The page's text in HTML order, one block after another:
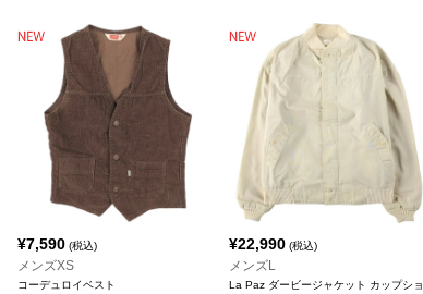
¥7,590 (税込)
メンズXS
コーデュロイベスト
¥22,990 (税込)
メンズL
La Paz ダービージャケット カップショ